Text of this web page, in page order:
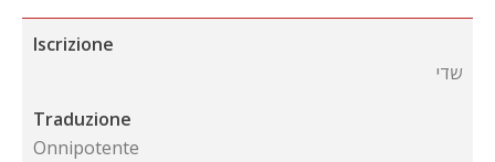
Iscrizione
שדי
Traduzione
Onnipotente